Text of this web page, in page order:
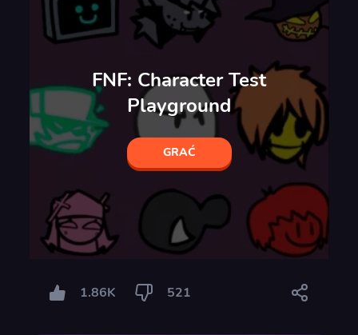
FNF: Character Test
Playground
GRAĆ
1.86K 521